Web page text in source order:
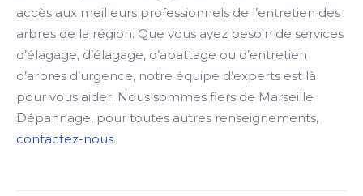
accès aux meilleurs professionnels de l’entretien des
arbres de la région. Que vous ayez besoin de services
d’élagage, d’élagage, d’abattage ou d’entretien
d’arbres d’urgence, notre équipe d’experts est là
pour vous aider. Nous sommes fiers de Marseille
Dépannage, pour toutes autres renseignements,
contactez-nous.